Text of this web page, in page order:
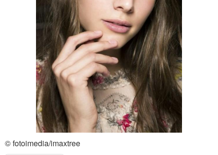
© fotoimedia/imaxtree